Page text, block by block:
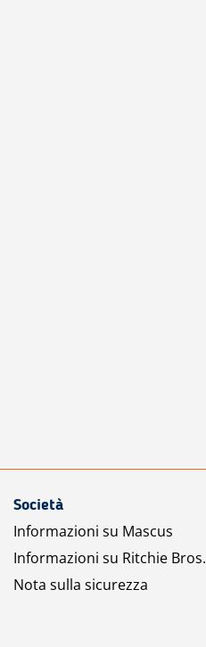
Società
Informazioni su Mascus
Informazioni su Ritchie Bros.
Nota sulla sicurezza